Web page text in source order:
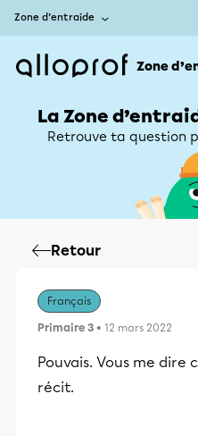
Zone d’entraide
Zone
La Zone
Retrouve ta question
Retour
Français
Primaire 3 • 12 mars 2022
Pouvais. Vous me dire
récit.